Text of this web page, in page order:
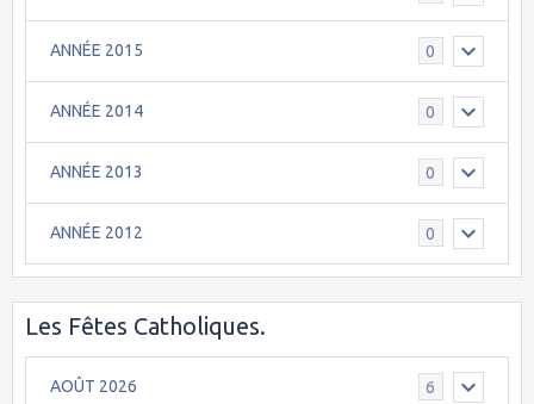
ANNÉE 2015 0
ANNÉE 2014 0
ANNÉE 2013 0
ANNÉE 2012 0
Les Fêtes Catholiques.
AOÛT 2026 6